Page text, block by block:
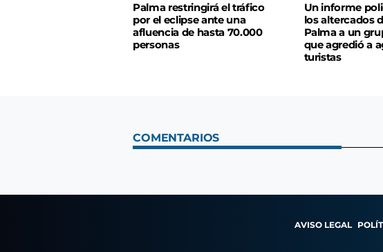
Palma restringirá el tráfico
por el eclipse ante una
afluencia de hasta 70.000
personas
Un informe
los altercados
Palma a un
que agredió a
turistas
COMENTARIOS
AVISO LEGAL